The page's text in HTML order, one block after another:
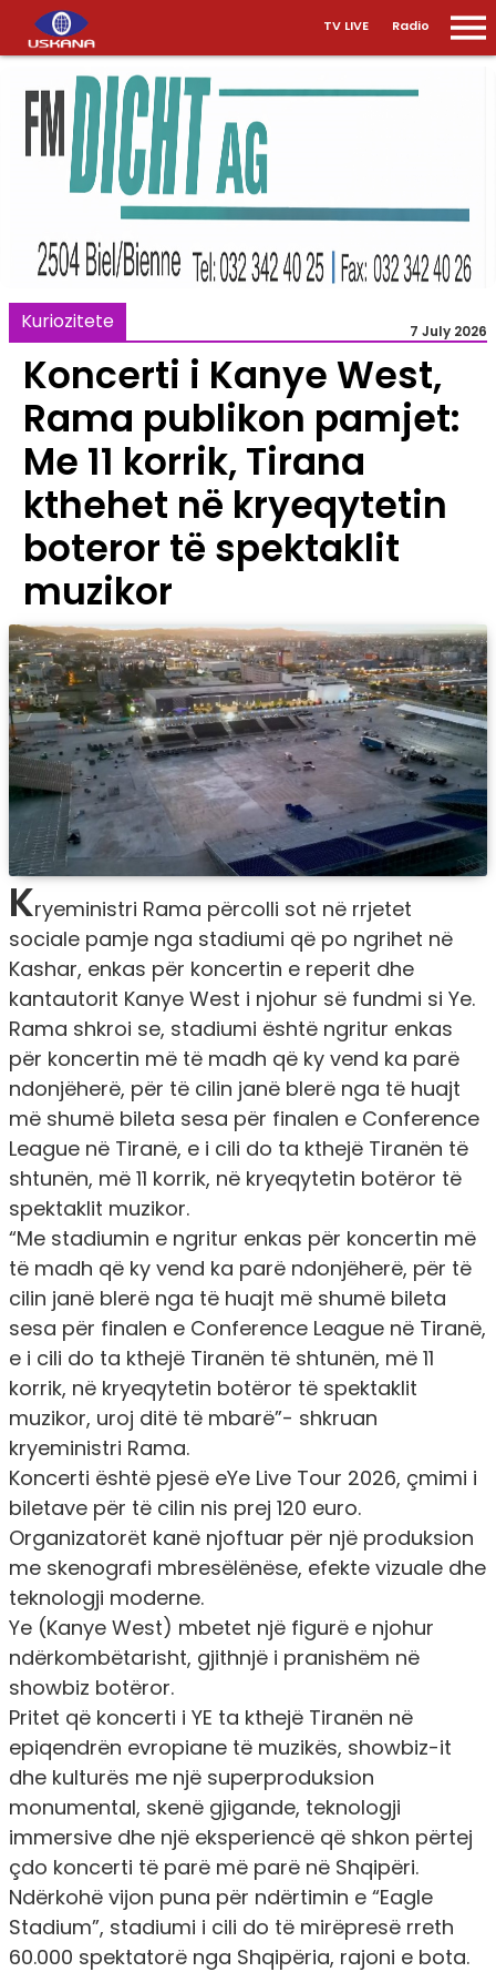
TV LIVE Radio
Kuriozitete 7 July 2026
Koncerti i Kanye West,
Rama publikon pamjet:
Me 11 korrik, Tirana
kthehet në kryeqytetin
boteror të spektaklit
muzikor
Kryeministri Rama përcolli sot në rrjetet
sociale pamje nga stadiumi që po ngrihet në
Kashar, enkas për koncertin e reperit dhe
kantautorit Kanye West i njohur së fundmi si Ye.
Rama shkroi se, stadiumi është ngritur enkas
për koncertin më të madh që ky vend ka parë
ndonjëherë, për të cilin janë blerë nga të huajt
më shumë bileta sesa për finalen e Conference
League në Tiranë, e i cili do ta kthejë Tiranën të
shtunën, më 11 korrik, në kryeqytetin botëror të
spektaklit muzikor.
“Me stadiumin e ngritur enkas për koncertin më
të madh që ky vend ka parë ndonjëherë, për të
cilin janë blerë nga të huajt më shumë bileta
sesa për finalen e Conference League në Tiranë,
e i cili do ta kthejë Tiranën të shtunën, më 11
korrik, në kryeqytetin botëror të spektaklit
muzikor, uroj ditë të mbarë”- shkruan
kryeministri Rama.
Koncerti është pjesë eYe Live Tour 2026, çmimi i
biletave për të cilin nis prej 120 euro.
Organizatorët kanë njoftuar për një produksion
me skenografi mbresëlënëse, efekte vizuale dhe
teknologji moderne.
Ye (Kanye West) mbetet një figurë e njohur
ndërkombëtarisht, gjithnjë i pranishëm në
showbiz botëror.
Pritet që koncerti i YE ta kthejë Tiranën në
epiqendrën evropiane të muzikës, showbiz-it
dhe kulturës me një superproduksion
monumental, skenë gjigande, teknologji
immersive dhe një eksperiencë që shkon përtej
çdo koncerti të parë më parë në Shqipëri.
Ndërkohë vijon puna për ndërtimin e “Eagle
Stadium”, stadiumi i cili do të mirëpresë rreth
60.000 spektatorë nga Shqipëria, rajoni e bota.